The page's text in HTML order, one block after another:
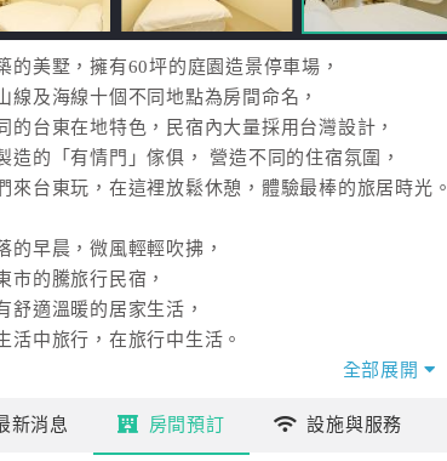
的美墅，擁有60坪的庭園造景停車場，
線及海線十個不同地點為房間命名，
的台東在地特色，民宿內大量採用台灣設計，
造的「有情門」傢俱， 營造不同的住宿氛圍，
來台東玩，在這裡放鬆休憩，體驗最棒的旅居時光。
的早晨，微風輕輕吹拂，
市的騰旅行民宿，
舒適溫暖的居家生活，
活中旅行，在旅行中生活。
全部展開
新消息 房間預訂 設施與服務